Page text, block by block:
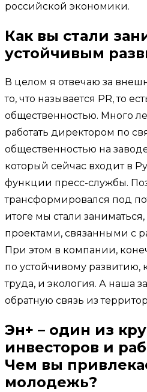
российской экономики.
Как вы стали
устойчивым
В целом я отвечаю за
то, что называется PR, то
общественностью. Много
работать директором по
общественностью на
который сейчас входит в
функции пресс-службы.
трансформировался под
итоге мы стали
проектами, связанными с
При этом в компании,
по устойчивому развитию,
труда, и экология. А наша
обратную связь из
Эн+ – один из
инвесторов и
Чем вы
молодежь?